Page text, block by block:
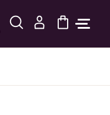
HLEDAT